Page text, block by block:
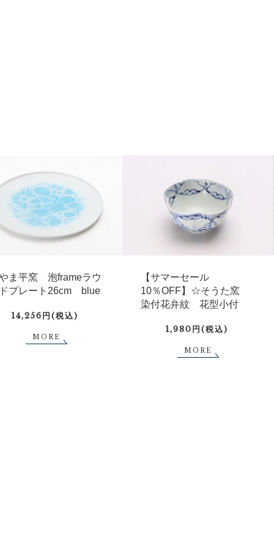
ま平窯 泡frameラウ
プレート26cm blue
14,256円(税込)
MORE
【サマーセール
10％OFF】☆そうた窯
染付花弁紋 花型小付
1,980円(税込)
MORE